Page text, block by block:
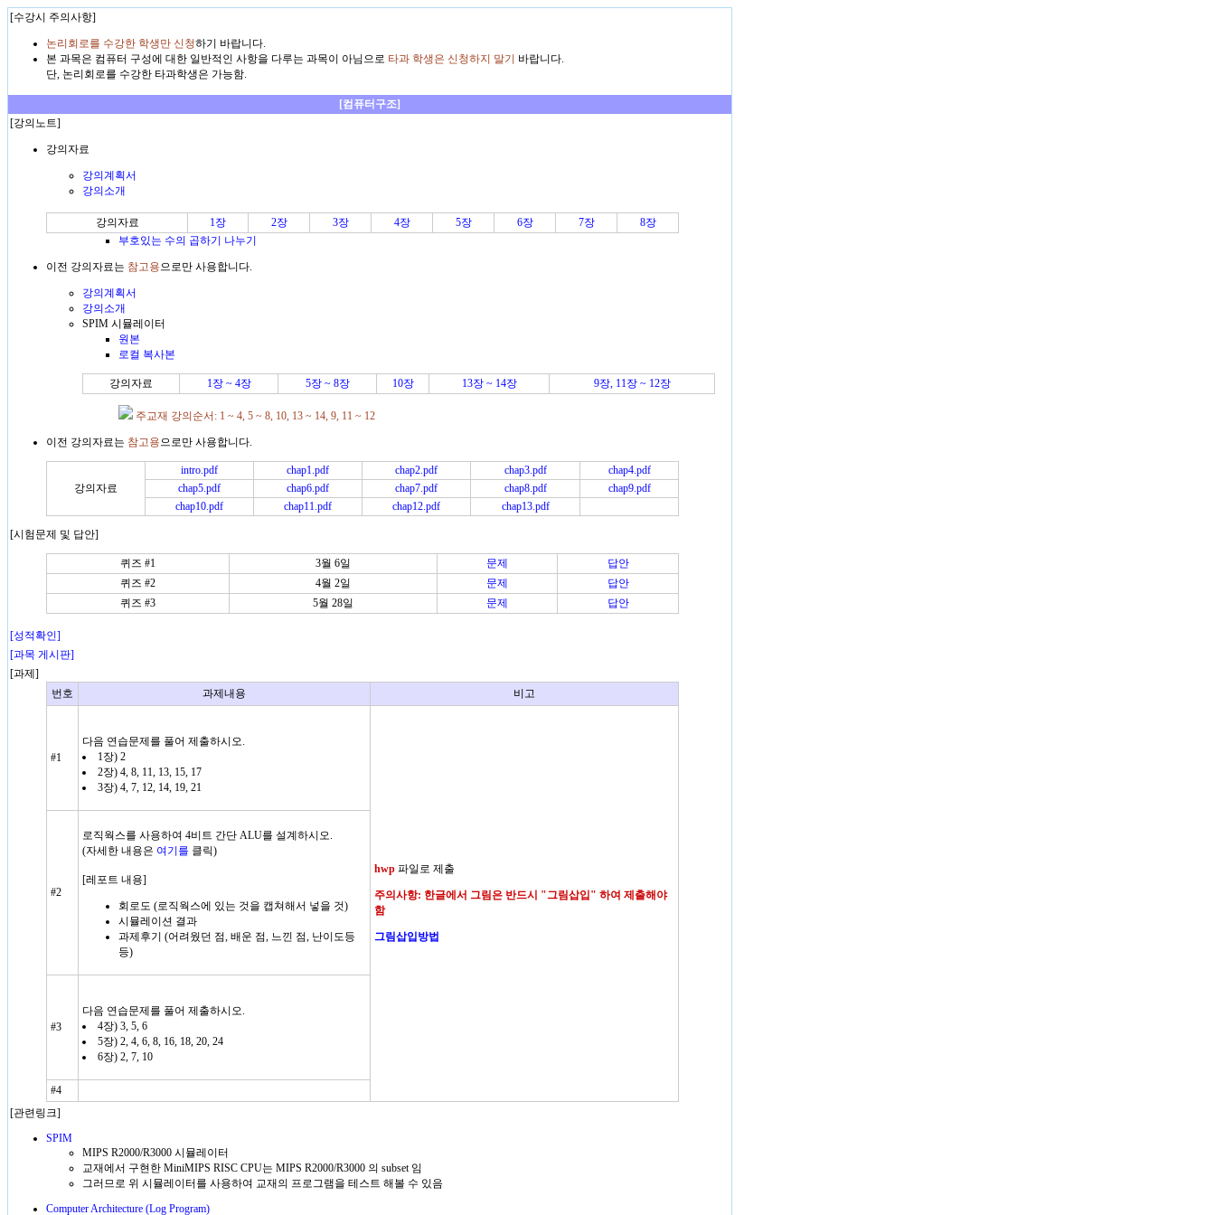
[수강시 주의사항]
논리회로를 수강한 학생만 신청하기 바랍니다.
본 과목은 컴퓨터 구성에 대한 일반적인 사항을 다루는 과목이 아님으로 타과 학생은 신청하지 말기
바랍니다.
단, 논리회로를 수강한 타과학생은 가능함.
[컴퓨터구조]
[강의노트]
강의자료
강의계획서
강의소개
강의자료 1장 2장 3장 4장 5장 6장 7장
8장
부호있는 수의 곱하기 나누기
이전 강의자료는 참고용으로만 사용합니다.
강의계획서
강의소개
SPIM 시뮬레이터
원본
로컬 복사본
강의자료 1장 ~ 4장 5장 ~ 8장 10장 13장 ~ 14장 9장, 11장 ~ 12장
주교재 강의순서: 1 ~ 4, 5 ~ 8, 10, 13 ~ 14, 9, 11 ~ 12
이전 강의자료는 참고용으로만 사용합니다.
강의자료
intro.pdf chap1.pdf chap2.pdf chap3.pdf
chap4.pdf
chap5.pdf
chap6.pdf chap7.pdf chap8.pdf
chap9.pdf
chap10.pdf
chap11.pdf chap12.pdf chap13.pdf
[시험문제 및 답안]
퀴즈 #1 3월 6일 문제
답안
퀴즈 #2
4월 2일 문제
답안
퀴즈 #3
5월 28일 문제 답안
[성적확인]
[과목 게시판]
[과제]
번호
과제내용 비고
#1
다음 연습문제를 풀어 제출하시오.
1장) 2
2장) 4, 8, 11, 13, 15, 17
3장) 4, 7, 12, 14, 19, 21
hwp 파일로 제출
주의사항: 한글에서 그림은 반드시 "그림삽입" 하여 제출해야
함
그림삽입방법
#2
로직웍스를 사용하여 4비트 간단 ALU를 설계하시오.
(자세한 내용은 여기를 클릭)
[레포트 내용]
회로도 (로직웍스에 있는 것을 캡쳐해서 넣을 것)
시뮬레이션 결과
과제후기 (어려웠던 점, 배운 점, 느낀 점, 난이도등
등)
#3
다음 연습문제를 풀어 제출하시오.
4장) 3, 5, 6
5장) 2, 4, 6, 8, 16, 18, 20, 24
6장) 2, 7, 10
#4
[관련링크]
SPIM
MIPS R2000/R3000 시뮬레이터
교재에서 구현한 MiniMIPS RISC CPU는 MIPS R2000/R3000 의 subset 임
그러므로 위 시뮬레이터를 사용하여 교재의 프로그램을 테스트 해볼 수 있음
Computer Architecture (Log Program)